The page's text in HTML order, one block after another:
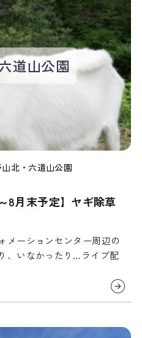
道山公園
山北・六道山公園
8月末予定】ヤギ除草
メーションセンター周辺の
、いなかったり…ライブ配